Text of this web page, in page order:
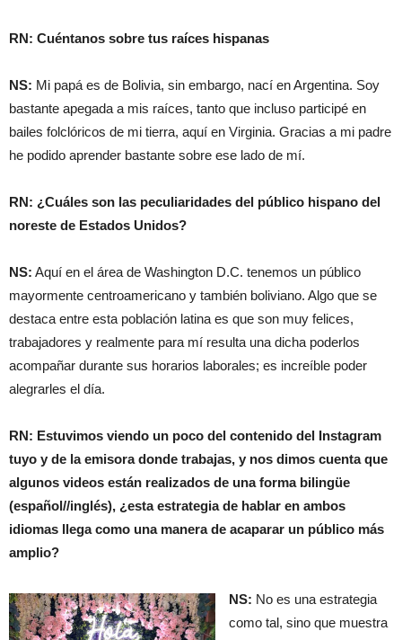
RN: Cuéntanos sobre tus raíces hispanas
NS: Mi papá es de Bolivia, sin embargo, nací en Argentina. Soy
bastante apegada a mis raíces, tanto que incluso participé en
bailes folclóricos de mi tierra, aquí en Virginia. Gracias a mi padre
he podido aprender bastante sobre ese lado de mí.
RN: ¿Cuáles son las peculiaridades del público hispano del
noreste de Estados Unidos?
NS: Aquí en el área de Washington D.C. tenemos un público
mayormente centroamericano y también boliviano. Algo que se
destaca entre esta población latina es que son muy felices,
trabajadores y realmente para mí resulta una dicha poderlos
acompañar durante sus horarios laborales; es increíble poder
alegrarles el día.
RN: Estuvimos viendo un poco del contenido del Instagram
tuyo y de la emisora donde trabajas, y nos dimos cuenta que
algunos videos están realizados de una forma bilingüe
(español//inglés), ¿esta estrategia de hablar en ambos
idiomas llega como una manera de acaparar un público más
amplio?
NS: No es una estrategia
como tal, sino que muestra